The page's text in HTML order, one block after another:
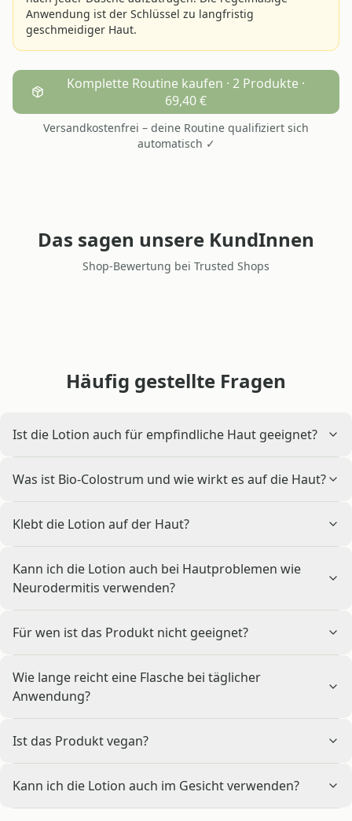
Anwendung ist der Schlüssel zu langfristig
geschmeidiger Haut.
Komplette Routine kaufen · 2 Produkte ·
69,40 €
Versandkostenfrei – deine Routine qualifiziert sich
automatisch ✓
Das sagen unsere KundInnen
Shop-Bewertung bei Trusted Shops
Häufig gestellte Fragen
Ist die Lotion auch für empfindliche Haut geeignet?
Was ist Bio-Colostrum und wie wirkt es auf die Haut?
Klebt die Lotion auf der Haut?
Kann ich die Lotion auch bei Hautproblemen wie
Neurodermitis verwenden?
Für wen ist das Produkt nicht geeignet?
Wie lange reicht eine Flasche bei täglicher
Anwendung?
Ist das Produkt vegan?
Kann ich die Lotion auch im Gesicht verwenden?